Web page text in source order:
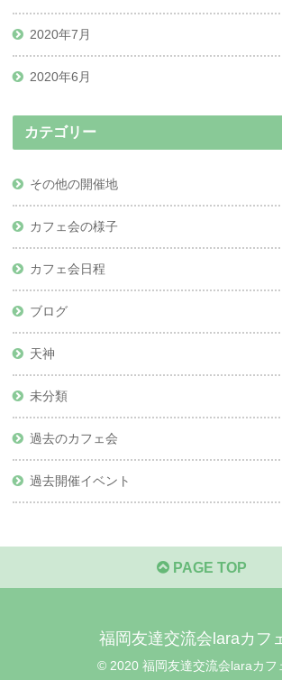
2020年7月
2020年6月
カテゴリー
その他の開催地
カフェ会の様子
カフェ会日程
ブログ
天神
未分類
過去のカフェ会
過去開催イベント
PAGE TOP
福岡友達交流会laraカフ
© 2020 福岡友達交流会laraカフ